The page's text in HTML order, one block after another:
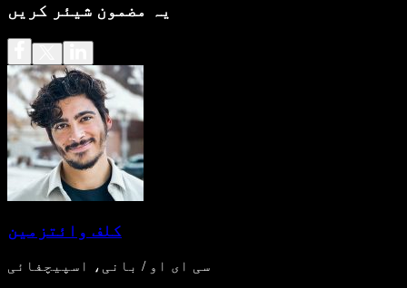
یہ مضمون شیئر کریں
کلف وائتزمین
سی ای او / بانی، اسپیچفائی